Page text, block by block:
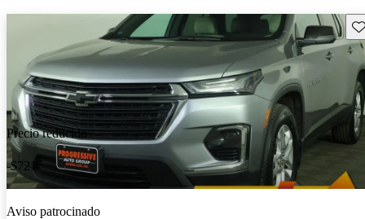
Precio reducido
-$721
Aviso patrocinado